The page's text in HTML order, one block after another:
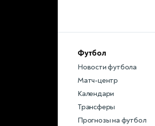
Футбол
Новости футбола
Матч-центр
Календари
Трансферы
Прогнозы на футбол